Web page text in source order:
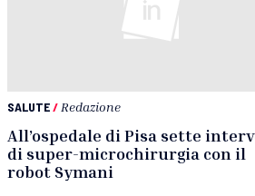
SALUTE/Redazione
All’ospedale di Pisa sette
di super-microchirurgia con il
robot Symani